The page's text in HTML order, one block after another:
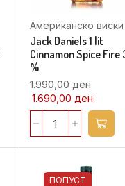
Американско виски
Jack Daniels 1 lit
Cinnamon Spice Fire
%
1.990,00ден
1.690,00 ден
ПОПУСТ